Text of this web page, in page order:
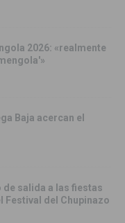
2026: «realmente
Baja acercan el
salida a las fiestas
Festival del Chupinazo